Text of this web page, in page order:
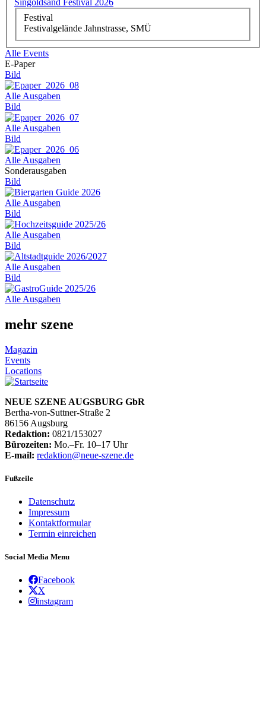
Singoldsand Festival 2026
Festival
Festivalgelände Jahnstrasse, SMÜ
Alle Events
E-Paper
Bild
Alle Ausgaben
Bild
Alle Ausgaben
Bild
Alle Ausgaben
Sonderausgaben
Bild
Alle Ausgaben
Bild
Alle Ausgaben
Bild
Alle Ausgaben
Bild
Alle Ausgaben
mehr szene
Magazin
Events
Locations
NEUE SZENE AUGSBURG GbR
Bertha-von-Suttner-Straße 2
86156 Augsburg
Redaktion: 0821/153027
Bürozeiten: Mo.–Fr. 10–17 Uhr
E-mail: redaktion@neue-szene.de
Fußzeile
Datenschutz
Impressum
Kontaktformular
Termin einreichen
Social Media Menu
Facebook
X
instagram